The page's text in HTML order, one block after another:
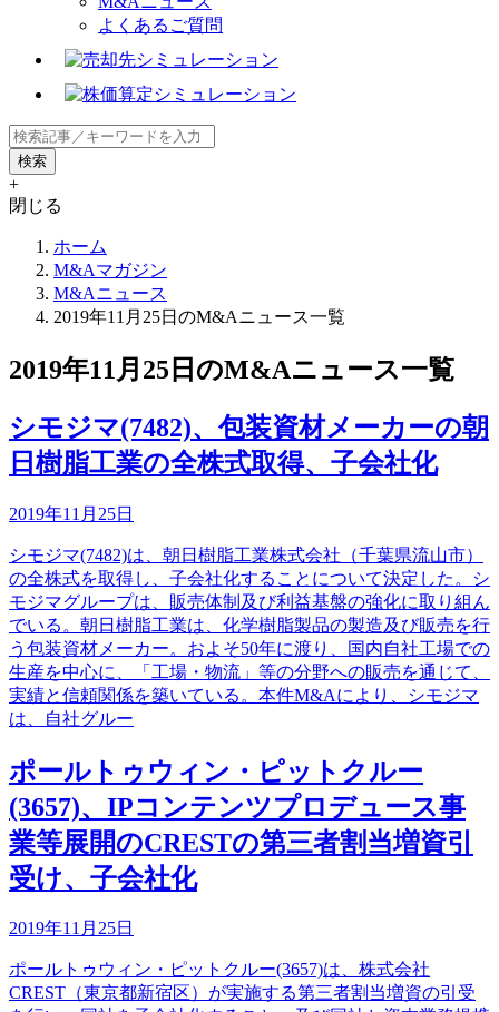
よくあるご質問
+
閉じる
ホーム
M&Aマガジン
M&Aニュース
2019年11月25日のM&Aニュース一覧
2019年11月25日のM&Aニュース一覧
シモジマ(7482)、包装資材メーカーの朝
日樹脂工業の全株式取得、子会社化
2019年11月25日
シモジマ(7482)は、朝日樹脂工業株式会社（千葉県流山市）
の全株式を取得し、子会社化することについて決定した。シ
モジマグループは、販売体制及び利益基盤の強化に取り組ん
でいる。朝日樹脂工業は、化学樹脂製品の製造及び販売を行
う包装資材メーカー。およそ50年に渡り、国内自社工場での
生産を中心に、「工場・物流」等の分野への販売を通じて、
実績と信頼関係を築いている。本件M&Aにより、シモジマ
は、自社グルー
ポールトゥウィン・ピットクルー
(3657)、IPコンテンツプロデュース事
業等展開のCRESTの第三者割当増資引
受け、子会社化
2019年11月25日
ポールトゥウィン・ピットクルー(3657)は、株式会社
CREST（東京都新宿区）が実施する第三者割当増資の引受